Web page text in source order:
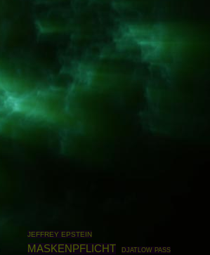
JEFFREY EPSTEIN
MASKENPFLICHT DJATLOW PASS